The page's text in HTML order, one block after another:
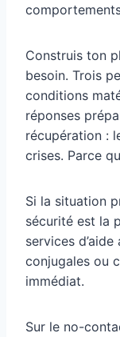
Construis ton
besoin. Trois
conditions
réponses
récupération :
crises. Parce
Si la situation
sécurité est la
services
conjugales ou
immédiat.
Sur le no-